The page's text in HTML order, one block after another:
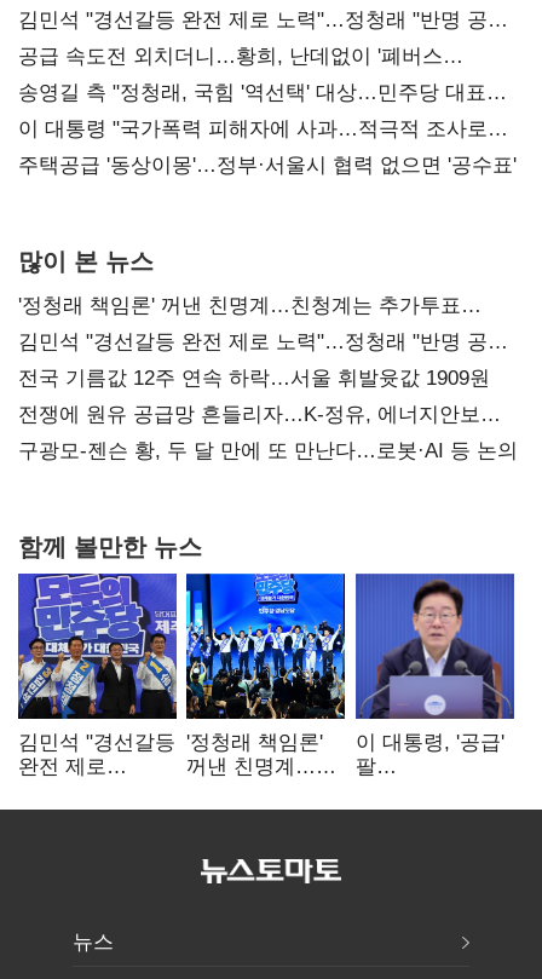
김민석 "경선갈등 완전 제로 노력"…정청래 "반명 공세
사과부터"
공급 속도전 외치더니…황희, 난데없이 '폐버스
리모델링' 제안
송영길 측 "정청래, 국힘 '역선택' 대상…민주당 대표로
총선 지휘 못해"
이 대통령 "국가폭력 피해자에 사과…적극적 조사로
진실 밝혀야"
주택공급 '동상이몽'…정부·서울시 협력 없으면 '공수표'
많이 본 뉴스
'정청래 책임론' 꺼낸 친명계…친청계는 추가투표
때리기
김민석 "경선갈등 완전 제로 노력"…정청래 "반명 공세
사과부터"
전국 기름값 12주 연속 하락…서울 휘발윳값 1909원
전쟁에 원유 공급망 흔들리자…K-정유, 에너지안보
핵심으로 재부상
구광모-젠슨 황, 두 달 만에 또 만난다…로봇·AI 등 논의
함께 볼만한 뉴스
김민석 "경선갈등
완전 제로
"반명 공세
'정청래 책임론'
꺼낸 친명계…
추가투표 때리기
이 대통령, '공급'
팔
여 내부선
뉴스